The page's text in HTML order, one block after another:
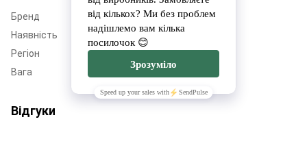
Бренд
Leopol'
Наявність
Немає в наявності
Регіон
Львівщина
Вага
Відгуки